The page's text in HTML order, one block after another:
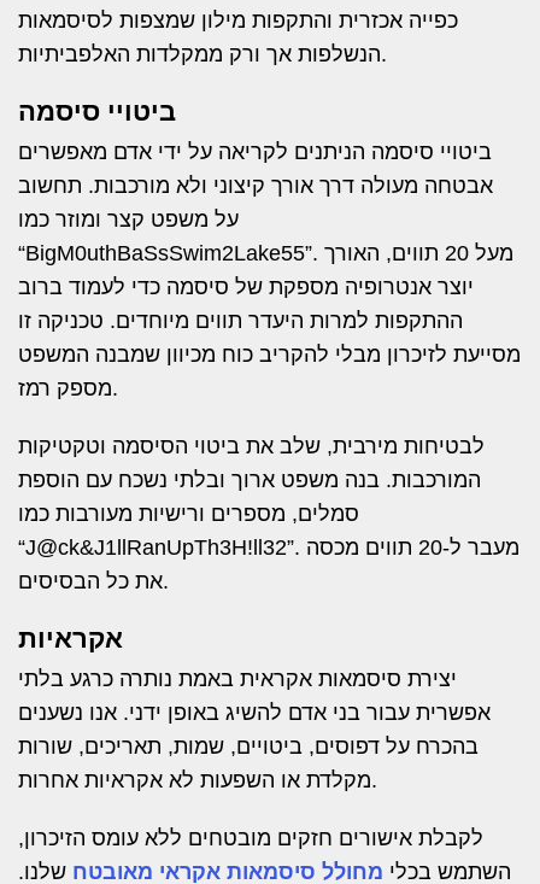
כפייה אכזרית והתקפות מילון שמצפות לסיסמאות
הנשלפות אך ורק ממקלדות האלפביתיות.
ביטויי סיסמה
ביטויי סיסמה הניתנים לקריאה על ידי אדם מאפשרים
אבטחה מעולה דרך אורך קיצוני ולא מורכבות. תחשוב
על משפט קצר ומוזר כמו
“BigM0uthBaSsSwim2Lake55”. מעל 20 תווים, האורך
יוצר אנטרופיה מספקת של סיסמה כדי לעמוד ברוב
ההתקפות למרות היעדר תווים מיוחדים. טכניקה זו
מסייעת לזיכרון מבלי להקריב כוח מכיוון שמבנה המשפט
מספק רמז.
לבטיחות מירבית, שלב את ביטוי הסיסמה וטקטיקות
המורכבות. בנה משפט ארוך ובלתי נשכח עם הוספת
סמלים, מספרים ורישיות מעורבות כמו
“J@ck&J1llRanUpTh3H!ll32”. מעבר ל-20 תווים מכסה
את כל הבסיסים.
אקראיות
יצירת סיסמאות אקראית באמת נותרה כרגע בלתי
אפשרית עבור בני אדם להשיג באופן ידני. אנו נשענים
בהכרח על דפוסים, ביטויים, שמות, תאריכים, שורות
מקלדת או השפעות לא אקראיות אחרות.
לקבלת אישורים חזקים מובטחים ללא עומס הזיכרון,
השתמש בכלי מחולל סיסמאות אקראי מאובטח שלנו.